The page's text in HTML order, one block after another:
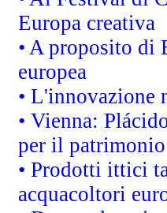
Europa creativa
• A proposito di
europea
• L'innovazione
• Vienna:
per il
• Prodotti ittici
acquacoltori